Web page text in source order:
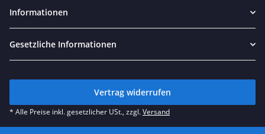
Informationen
Gesetzliche Informationen
Vertrag widerrufen
* Alle Preise inkl. gesetzlicher USt., zzgl.Versand